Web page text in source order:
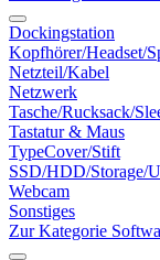
Dockingstation
Kopfhörer/Headset/
Netzteil/Kabel
Netzwerk
Tasche/Rucksack/
Tastatur & Maus
TypeCover/Stift
SSD/HDD/Storage/
Webcam
Sonstiges
Zur Kategorie